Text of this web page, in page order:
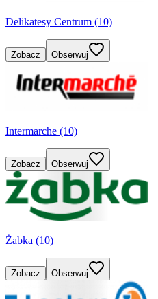
Delikatesy Centrum (10)
Zobacz Obserwuj
Intermarche (10)
Zobacz Obserwuj
Żabka (10)
Zobacz Obserwuj